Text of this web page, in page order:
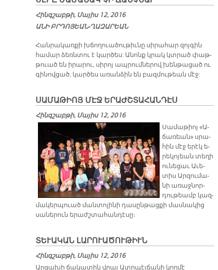
Հինգշաբթի, Մայիս 12, 2016
Ա­ՆԻ ԲՐԴՈ­ՅԵԱՆ-ՂԱ­ԶԱ­ՐԵԱՆ
Հան­րա­կառ­քի խճո­ղուա­ծու­թիւ­նը սի­րա­հար զոյ­գին
հա­մար ձեռն­տու է կար­ծես: Ա­նոնք կրակ կտրած փաթ­
թուած են ի­րա­րու, սի­րոյ ապ­րում­նե­րով խեն­թա­ցած ու
գի­նով­ցած, կար­ծես ա­ռան­ձին են բազ­մու­թեան մէջ:
ՍԱՄԱԹԻՈՅ ՄԷՋ ԵՐԱԺՇՏԱՀԱՆԴԷՍ
Հինգշաբթի, Մայիս 12, 2016
Սա­մա­թիոյ «Ա­
ճա­ռեան» սրա­
հին մէջ ե­րէկ ե­
րե­կո­յեան տե­ղի
ու­նե­ցաւ Ա­ւե­
տիս Ար­զու­մա­
նի ա­ռաջ­նոր­
դու­թեամբ կազ­
մա­կեր­պուած ման­տո­լի­նի դա­սըն­թաց­քի մաս­նա­կից
սա­նե­րուն ե­րաժշ­տա­հան­դէ­սը։
ՏԵՒԱԿԱՆ ԼԱՐՈՒԱԾՈՒԹԻՒՆ
Հինգշաբթի, Մայիս 12, 2016
Արցախի ճակատին վրայ Ատրպէյճանի կողմէ